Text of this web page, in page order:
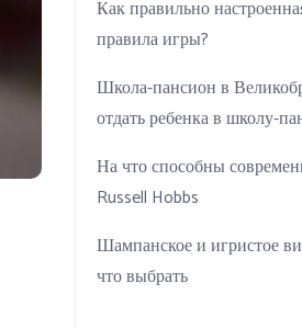
Как правильно
правила игры?
Школа-пансион в
отдать ребенка в школу-
На что способны
Russell Hobbs
Шампанское и игристое
что выбрать